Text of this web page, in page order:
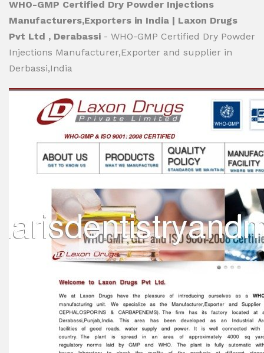
WHO-GMP Certified Dry Powder Injections
Manufacturers,Exporters in India | Laxon Drugs
Pvt Ltd , Derabassi - WHO-GMP Certified Dry Powder
Injections Manufacturer,Exporter and supplier in
Derbassi,India